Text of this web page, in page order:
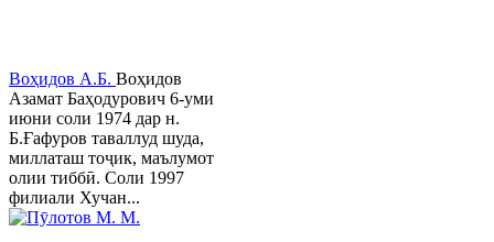
Воҳидов А.Б. Воҳидов
Азамат Баҳодурович 6-уми
июни соли 1974 дар н.
Б.Ғафуров таваллуд шуда,
миллаташ тоҷик, маълумот
олии тиббӣ. Соли 1997
филиали Хучан...